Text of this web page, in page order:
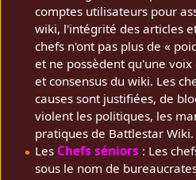
comptes utilisateurs pour
wiki, l'intégrité des articles
chefs n'ont pas plus de «
et ne possèdent qu'une
et consensus du wiki. Les
causes sont justifiées, de
violent les politiques, les
pratiques de Battlestar Wiki.
Les Chefs séniors : Les
sous le nom de